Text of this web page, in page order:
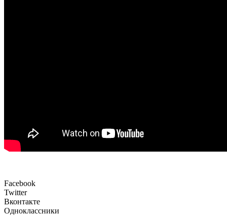
Facebook
Twitter
Вконтакте
Одноклассники